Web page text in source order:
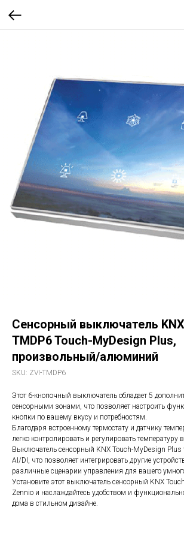
Сенсорный выключатель
TMDP6 Touch-MyDesign Plus,
произвольный/алюминий
SKU: ZVI-TMDP6
Этот 6-кнопочный выключатель обладает 5
сенсорными зонами, что позволяет настроить
кнопки по вашему вкусу и потребностям.
Благодаря встроенному термостату и датчику
легко контролировать и регулировать температуру
Выключатель сенсорный KNX Touch-MyDesign Plus
AI/DI, что позволяет интегрировать другие
различные сценарии управления для вашего
Установите этот выключатель сенсорный KNX
Zennio и наслаждайтесь удобством и
дома в стильном дизайне.